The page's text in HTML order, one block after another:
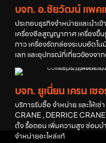
บจก. อ.ชัยวัฒน์ แพค
ประกอบธุรกิจจำหน่ายและนำเ
เครื่องซีลสูญญากาศ เครื่องขึ้
กาว เครื่องรัดกล่องระบบอัตโ
เลท และอุปกรณ์ที่เกี่ยวข้องจา
บจก. ยูเนี่ยน เครน เซ
บริการรับซื้อ จำหน่าย และให้เ
CRANE , DERRICE
ตั้ง รื้อถอน เพิ่มความสูง ซ่อมบ
จำหน่ายอะไหล่แท้